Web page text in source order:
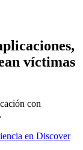
víctimas
con
en Discover